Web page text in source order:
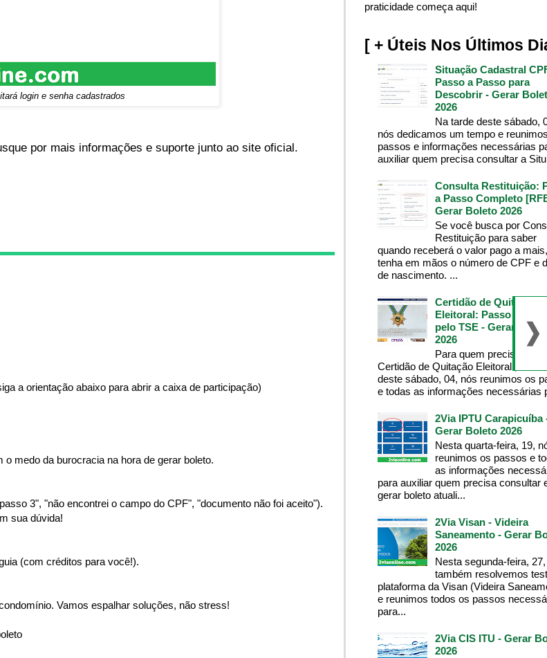
login e senha cadastrados
por mais informações e suporte junto ao site oficial.
a orientação abaixo para abrir a caixa de participação)
medo da burocracia na hora de gerar boleto.
3", "não encontrei o campo do CPF", "documento não foi aceito").
sua dúvida!
(com créditos para você!).
Vamos espalhar soluções, não stress!
praticidade começa aqui!
[ + Úteis Nos Últimos
Situação Cadastral
Passo a Passo para
Descobrir - Gerar
2026
Na tarde deste sábado,
nós dedicamos um tempo e
passos e informações necessárias
auxiliar quem precisa consultar a
Consulta Restituição:
a Passo Completo
Gerar Boleto 2026
Se você busca por
Restituição para saber
quando receberá o valor pago a mais,
tenha em mãos o número de CPF e
de nascimento. ...
Certidão de Quitação
Eleitoral: Passo a
pelo TSE - Gerar
2026
Para quem precisa da
Certidão de Quitação Eleitoral , na
deste sábado, 04, nós reunimos os
e todas as informações necessárias
2Via IPTU Carapicuíba
Gerar Boleto 2026
Nesta quarta-feira, 19,
reunimos os passos e
as informações
para auxiliar quem precisa consultar
gerar boleto atuali...
2Via Visan - Videira
Saneamento - Gerar
2026
Nesta segunda-feira,
também resolvemos
plataforma da Visan (Videira
e reunimos todos os passos
para...
2Via CIS ITU - Gerar
2026